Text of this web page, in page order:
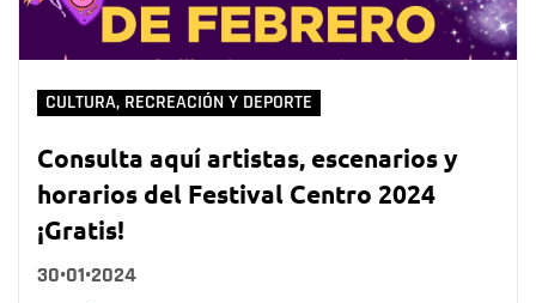
CULTURA, RECREACIÓN Y DEPORTE
Consulta aquí artistas, escenarios y
horarios del Festival Centro 2024
¡Gratis!
30•01•2024